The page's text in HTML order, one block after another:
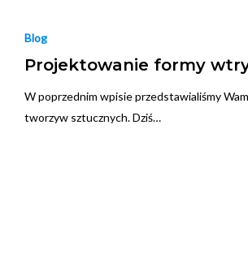
Blog
Projektowanie formy
W poprzednim wpisie przedstawialiśmy
tworzyw sztucznych. Dziś…